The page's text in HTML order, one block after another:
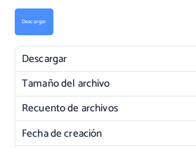
Descargar
Descargar
Tamaño del archivo
Recuento de archivos
Fecha de creación